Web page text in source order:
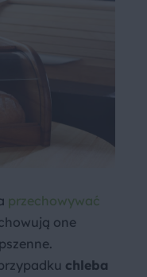
przechowywać
one
chleba